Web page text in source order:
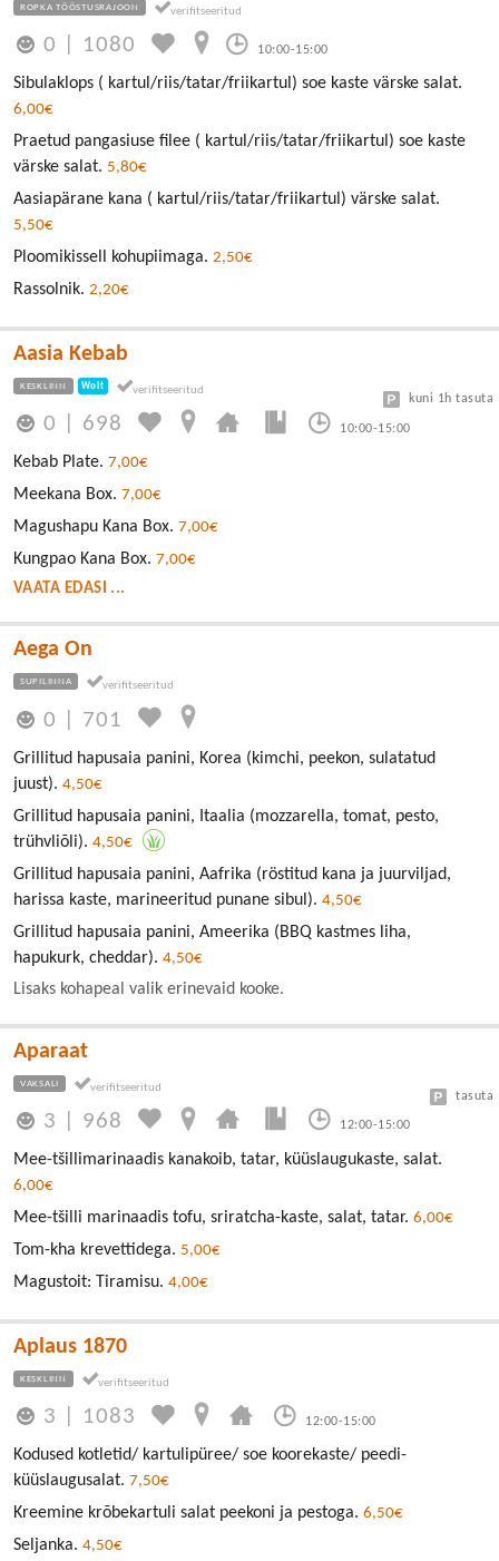
ROPKA TÖÖSTUSRAJOON
0 1080 10:00-15:00
Sibulaklops ( kartul/riis/tatar/friikartul) soe kaste värske salat.
6,00€
Praetud pangasiuse filee ( kartul/riis/tatar/friikartul) soe kaste
värske salat. 5,80€
Aasiapärane kana ( kartul/riis/tatar/friikartul) värske salat.
5,50€
Ploomikissell kohupiimaga. 2,50€
Rassolnik. 2,20€
Aasia Kebab
KESKLINN Wolt
0 698 10:00-15:00
kuni 1h tasuta
Kebab Plate. 7,00€
Meekana Box. 7,00€
Magushapu Kana Box. 7,00€
Kungpao Kana Box. 7,00€
VAATA EDASI ...
Aega On
SUPILINNA
0 701
Grillitud hapusaia panini, Korea (kimchi, peekon, sulatatud
juust). 4,50€
Grillitud hapusaia panini, Itaalia (mozzarella, tomat, pesto,
trühvliõli). 4,50€
Grillitud hapusaia panini, Aafrika (röstitud kana ja juurviljad,
harissa kaste, marineeritud punane sibul). 4,50€
Grillitud hapusaia panini, Ameerika (BBQ kastmes liha,
hapukurk, cheddar). 4,50€
Lisaks kohapeal valik erinevaid kooke.
Aparaat
VAKSALI
3 968 12:00-15:00
tasuta
Mee-tšillimarinaadis kanakoib, tatar, küüslaugukaste, salat.
6,00€
Mee-tšilli marinaadis tofu, sriratcha-kaste, salat, tatar. 6,00€
Tom-kha krevettidega. 5,00€
Magustoit: Tiramisu. 4,00€
Aplaus 1870
KESKLINN
3 1083 12:00-15:00
Kodused kotletid/ kartulipüree/ soe koorekaste/ peedi-
küüslaugusalat. 7,50€
Kreemine krõbekartuli salat peekoni ja pestoga. 6,50€
Seljanka. 4,50€